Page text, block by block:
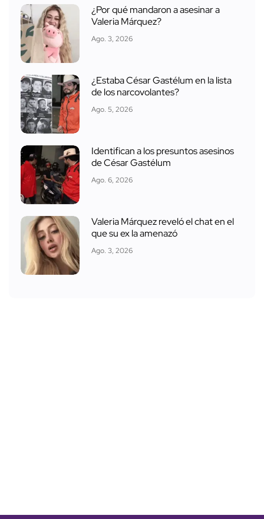
¿Por qué mandaron a asesinar a
Valeria Márquez?
Ago. 3, 2026
¿Estaba César Gastélum en la lista
de los narcovolantes?
Ago. 5, 2026
Identifican a los presuntos asesinos
de César Gastélum
Ago. 6, 2026
Valeria Márquez reveló el chat en el
que su ex la amenazó
Ago. 3, 2026